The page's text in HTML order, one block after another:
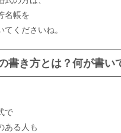
名帳を
てくださいね。
書き方とは？何が書い
で
ある人も